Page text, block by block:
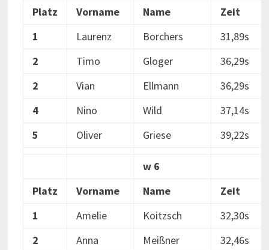
Platz
Vorname Name
Zeit
1
Laurenz Borchers
31,89s
2
Timo Gloger
36,29s
2
Vian Ellmann
36,29s
4
Nino Wild
37,14s
5
Oliver Griese 39,22s
w 6
Platz
Vorname Name
Zeit
1
Amelie Koitzsch
32,30s
2
Anna Meißner
32,46s